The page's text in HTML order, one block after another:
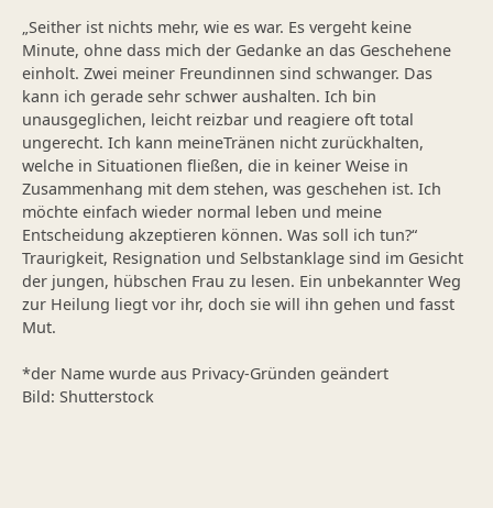
„Seither ist nichts mehr, wie es war. Es vergeht keine
Minute, ohne dass mich der Gedanke an das Geschehene
einholt. Zwei meiner Freundinnen sind schwanger. Das
kann ich gerade sehr schwer aushalten. Ich bin
unausgeglichen, leicht reizbar und reagiere oft total
ungerecht. Ich kann meineTränen nicht zurückhalten,
welche in Situationen fließen, die in keiner Weise in
Zusammenhang mit dem stehen, was geschehen ist. Ich
möchte einfach wieder normal leben und meine
Entscheidung akzeptieren können. Was soll ich tun?“
Traurigkeit, Resignation und Selbstanklage sind im Gesicht
der jungen, hübschen Frau zu lesen. Ein unbekannter Weg
zur Heilung liegt vor ihr, doch sie will ihn gehen und fasst
Mut.
*der Name wurde aus Privacy-Gründen geändert
Bild: Shutterstock